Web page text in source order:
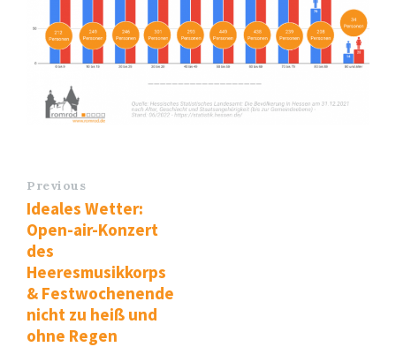
Previous
Ideales Wetter:
Open-air-Konzert
des
Heeresmusikkorps
& Festwochenende
nicht zu heiß und
ohne Regen